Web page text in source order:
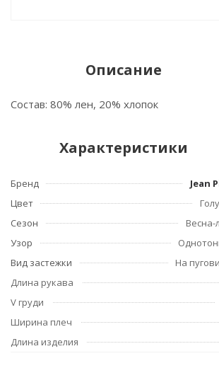
Описание
Состав: 80% лен, 20% хлопок
Характеристики
Бренд
Jean
Цвет
Сезон
Весна-
Узор
Вид застежки
На
Длина рукава
V груди
Ширина плеч
Длина изделия